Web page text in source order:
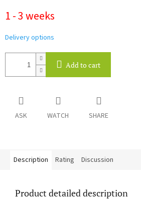
price:
1 - 3 weeks
Delivery options
Add to cart
ASK WATCH SHARE
Description Rating Discussion
Product detailed description